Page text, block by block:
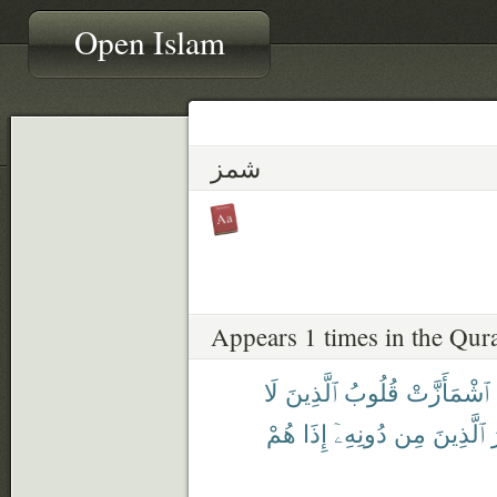
Open Islam
شمز
Appears 1 times in the
ٱشْمَأَزَّتْ قُلُوبُ ٱلَّذِينَ لَا
ٱلَّذِينَ مِن دُونِهِۦٓ إِذَا هُمْ